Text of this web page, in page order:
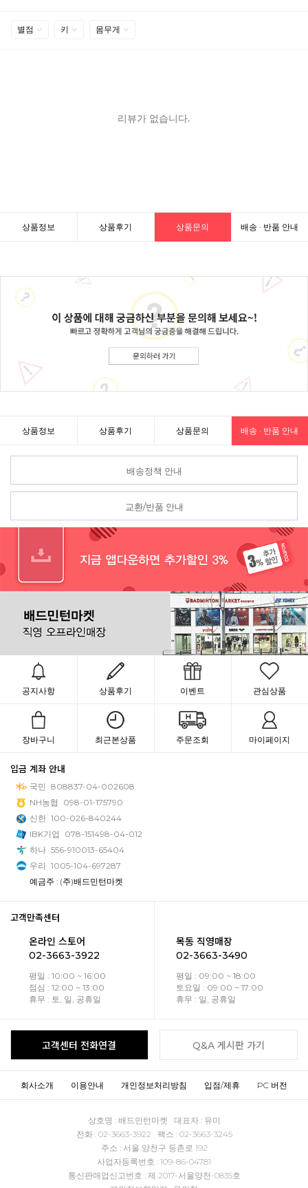
상품정보 상품후기 상품문의 배송 · 반품 안내
상품정보 상품후기 상품문의 배송 · 반품 안내
배송정책 안내
교환/반품 안내
공지사항 상품후기 이벤트 관심상품
장바구니 최근본상품 주문조회 마이페이지
입금 계좌 안내
국민 808837-04-002608
NH농협
098-01-175790
신한 100-026-840244
IBK기업
078-151498-04-012
하나 556-910013-65404
우리 1005-104-697287
예금주 : (주)배드민턴마켓
고객만족센터
온라인 스토어
02-3663-3922
평일 : 10:00 ~ 16:00
점심 : 12:00 ~ 13:00
휴무 : 토, 일, 공휴일
목동 직영매장
02-3663-3490
평일 : 09:00 ~ 18:00
토요일 : 09:00 ~ 17:00
휴무 : 일, 공휴일
고객센터 전화연결 Q&A 게시판 가기
회사소개 이용안내 개인정보처리방침 입점/제휴 PC 버전
상호명 : 배드민턴마켓 대표자 : 유미
전화 : 02-3663-3922 팩스 : 02-3663-3245
주소 : 서울 양천구 등촌로 192
사업자등록번호 : 109-86-04781
통신판매업신고번호 : 제 2017-서울양천-0835호